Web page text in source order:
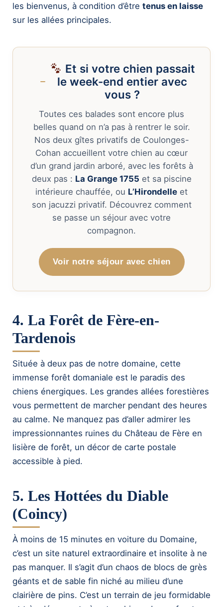
les bienvenus, à condition d’être tenus en laisse
sur les allées principales.
Et si votre chien passait
le week-end entier avec
vous ?
Toutes ces balades sont encore plus
belles quand on n’a pas à rentrer le soir.
Nos deux gîtes privatifs de Coulonges-
Cohan accueillent votre chien au cœur
d’un grand jardin arboré, avec les forêts à
deux pas : La Grange 1755 et sa piscine
intérieure chauffée, ou L’Hirondelle et
son jacuzzi privatif. Découvrez comment
se passe un séjour avec votre
compagnon.
Voir notre séjour avec chien
4. La Forêt de Fère-en-
Tardenois
Située à deux pas de notre domaine, cette
immense forêt domaniale est le paradis des
chiens énergiques. Les grandes allées forestières
vous permettent de marcher pendant des heures
au calme. Ne manquez pas d’aller admirer les
impressionnantes ruines du Château de Fère en
lisière de forêt, un décor de carte postale
accessible à pied.
5. Les Hottées du Diable
(Coincy)
À moins de 15 minutes en voiture du Domaine,
c’est un site naturel extraordinaire et insolite à ne
pas manquer. Il s’agit d’un chaos de blocs de grès
géants et de sable fin niché au milieu d’une
clairière de pins. C’est un terrain de jeu formidable